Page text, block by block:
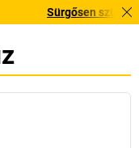
Sürgősen szüksége